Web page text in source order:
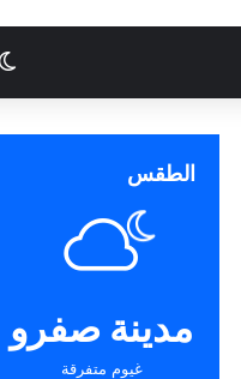
الطقس
مدينة صفرو
غيوم متفرقة